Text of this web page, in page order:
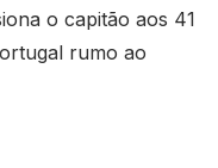
o capitão aos 41
rumo ao